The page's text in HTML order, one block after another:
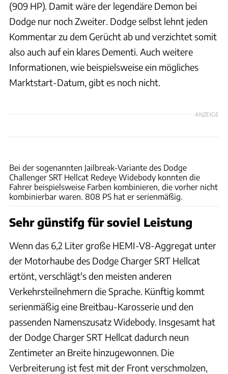
(909 HP). Damit wäre der legendäre Demon bei
Dodge nur noch Zweiter. Dodge selbst lehnt jeden
Kommentar zu dem Gerücht ab und verzichtet somit
also auch auf ein klares Dementi. Auch weitere
Informationen, wie beispielsweise ein mögliches
Marktstart-Datum, gibt es noch nicht.
ANZEIGE
Bei der sogenannten Jailbreak-Variante des Dodge
Challenger SRT Hellcat Redeye Widebody konnten die
Fahrer beispielsweise Farben kombinieren, die vorher nicht
kombinierbar waren. 808 PS hat er serienmäßig.
Sehr günstifg für soviel Leistung
Wenn das 6,2 Liter große HEMI-V8-Aggregat unter
der Motorhaube des Dodge Charger SRT Hellcat
ertönt, verschlägt's den meisten anderen
Verkehrsteilnehmern die Sprache. Künftig kommt
serienmäßig eine Breitbau-Karosserie und den
passenden Namenszusatz Widebody. Insgesamt hat
der Dodge Charger SRT Hellcat dadurch neun
Zentimeter an Breite hinzugewonnen. Die
Verbreiterung ist fest mit der Front verschmolzen,